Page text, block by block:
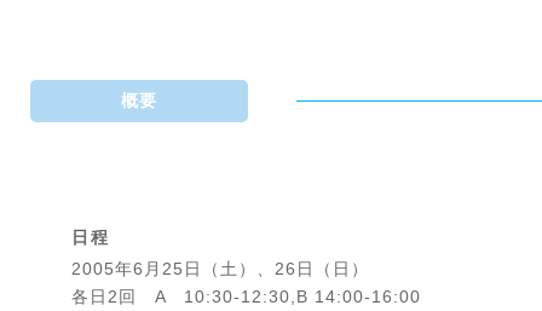
概要
日程
2005年6月25日（土）、26日（日）
各日2回 A 10:30-12:30,B 14:00-16:00